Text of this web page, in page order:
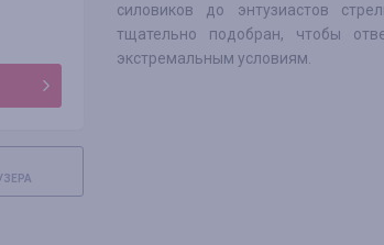
силовиков до энтузиастов
тщательно подобран, чтобы
экстремальным условиям.